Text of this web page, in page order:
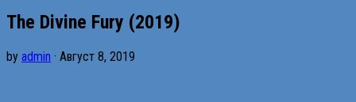
The Divine Fury (2019)
by admin · Август 8, 2019